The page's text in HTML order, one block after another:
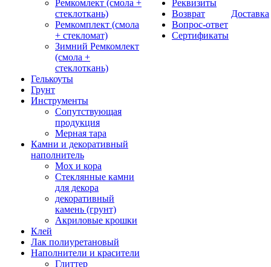
Ремкомлект (смола +
стеклоткань)
Ремкомплект (смола
+ стекломат)
Зимний Ремкомлект
(смола +
стеклоткань)
Гелькоуты
Грунт
Инструменты
Сопутствующая
продукция
Мерная тара
Камни и декоративный
наполнитель
Мох и кора
Стеклянные камни
для декора
декоративный
камень (грунт)
Акриловые крошки
Клей
Лак полиуретановый
Наполнители и красители
Глиттер
Реквизиты
Возврат
Вопрос-ответ
Сертификаты
Доставка